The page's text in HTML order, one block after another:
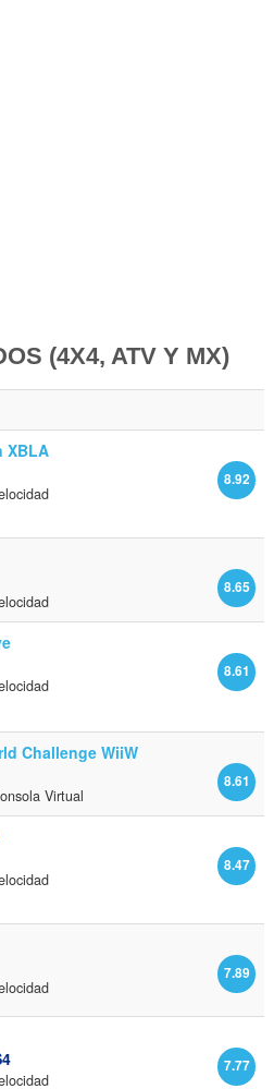
(4X4, ATV Y MX)
XBLA
8.92
8.65
8.61
Challenge WiiW
8.61
Virtual
8.47
7.89
7.77